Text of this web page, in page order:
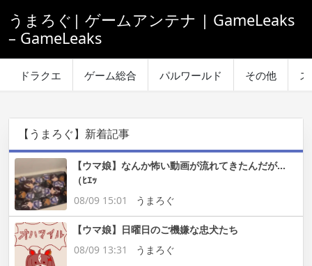
うまろぐ| ゲームアンテナ | GameLeaks
– GameLeaks
ドラクエ ゲーム総合 パルワールド その他
【うまろぐ】新着記事
【ウマ娘】なんか怖い動画が流れてきたんだが…
（ﾋｴｯ
08/09 15:01
うまろぐ
【ウマ娘】日曜日のご機嫌な忠犬たち
08/09 13:31
うまろぐ